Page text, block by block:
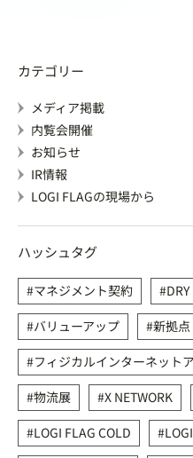
カテゴリー
メディア掲載
内覧会開催
お知らせ
IR情報
LOGI FLAGの現場から
ハッシュタグ
マネジメント契約 DRY
バリューアップ
新拠点
フィジカルインターネット
物流展
X NETWORK
LOGI FLAG COLD